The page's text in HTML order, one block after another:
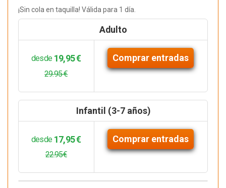
¡Sin cola en taquilla! Válida para 1 día.
Adulto
desde 19,95 €
29.95 €
Comprar entradas
Infantil (3-7 años)
desde 17,95 €
22.95€
Comprar entradas